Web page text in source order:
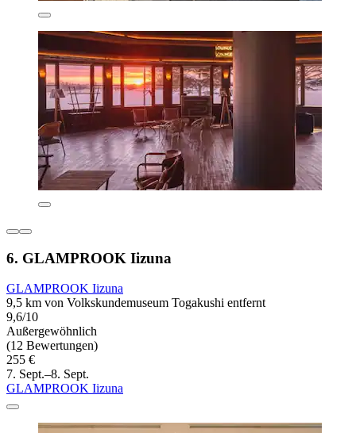
6. GLAMPROOK Iizuna
GLAMPROOK Iizuna
9,5 km von Volkskundemuseum Togakushi entfernt
9,6/10
Außergewöhnlich
(12 Bewertungen)
255 €
7. Sept.–8. Sept.
GLAMPROOK Iizuna